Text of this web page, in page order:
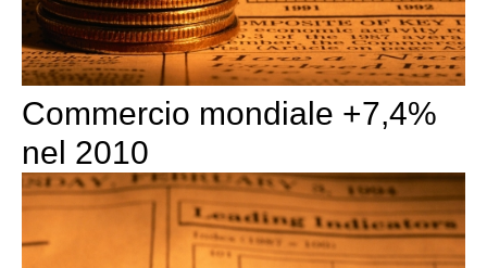
Commercio mondiale +7,4%
nel 2010